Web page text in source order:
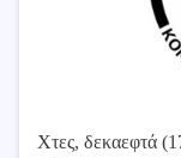
Χτες, δεκαεφτά